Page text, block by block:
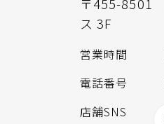
〒455-8501
ス 3F
営業時間
電話番号
店舗SNS